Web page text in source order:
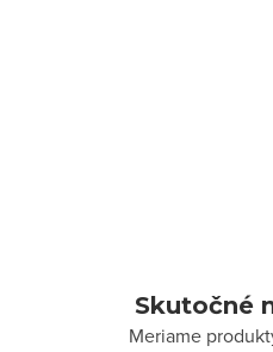
Skutočné
Meriame